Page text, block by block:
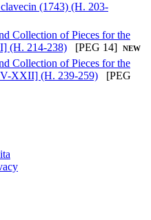
clavecin (1743) (H. 203-
Collection of Pieces for the
(H. 214-238) [PEG 14] NEW
Collection of Pieces for the
XXII] (H. 239-259) [PEG